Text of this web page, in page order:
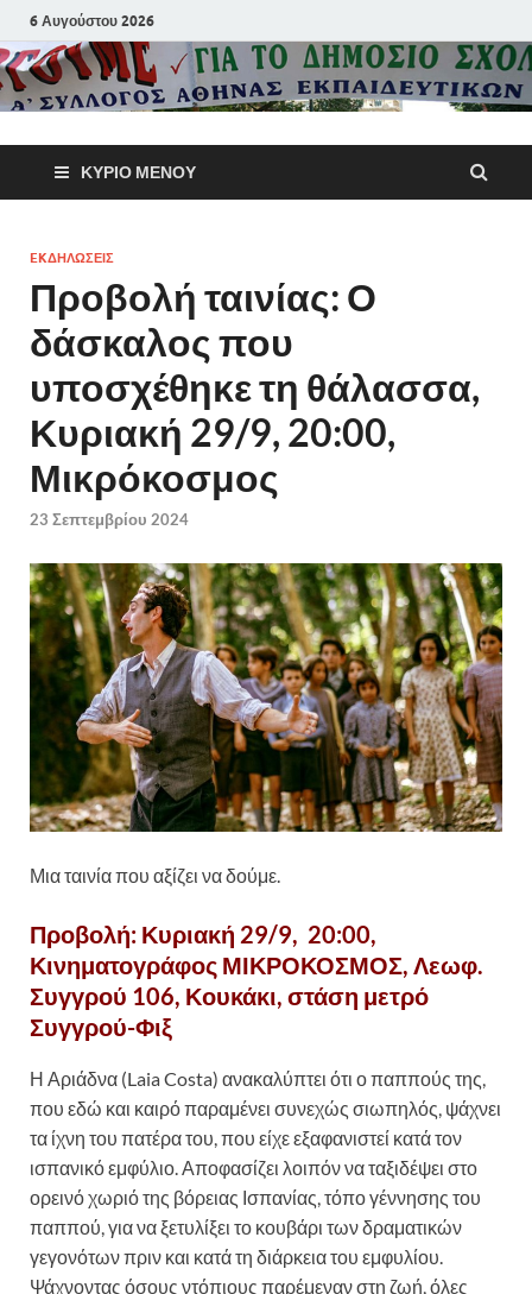
6 Αυγούστου 2026
Α΄
Αθηνών
ΚΎΡΙΟ ΜΕΝΟΎ
EKΔΗΛΩΣΕΙΣ
Προβολή ταινίας: Ο
δάσκαλος που
υποσχέθηκε τη θάλασσα,
Κυριακή 29/9, 20:00,
Μικρόκοσμος
23 Σεπτεμβρίου 2024
Μια ταινία που αξίζει να δούμε.
Προβολή: Κυριακή 29/9, 20:00,
Κινηματογράφος ΜΙΚΡΟΚΟΣΜΟΣ, Λεωφ.
Συγγρού 106, Κουκάκι, στάση μετρό
Συγγρού-Φιξ
Η Αριάδνα (Laia Costa) ανακαλύπτει ότι ο παππούς της,
που εδώ και καιρό παραμένει συνεχώς σιωπηλός, ψάχνει
τα ίχνη του πατέρα του, που είχε εξαφανιστεί κατά τον
ισπανικό εμφύλιο. Αποφασίζει λοιπόν να ταξιδέψει στο
ορεινό χωριό της βόρειας Ισπανίας, τόπο γέννησης του
παππού, για να ξετυλίξει το κουβάρι των δραματικών
γεγονότων πριν και κατά τη διάρκεια του εμφυλίου.
Ψάχνοντας όσους ντόπιους παρέμεναν στη ζωή, όλες